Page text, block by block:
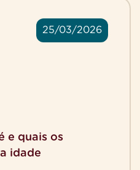
25/03/2026
e quais os
idade